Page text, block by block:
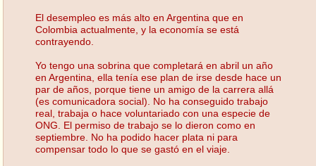
El desempleo es más alto en Argentina que en
Colombia actualmente, y la economía se está
contrayendo.
Yo tengo una sobrina que completará en abril un año
en Argentina, ella tenía ese plan de irse desde hace un
par de años, porque tiene un amigo de la carrera allá
(es comunicadora social). No ha conseguido trabajo
real, trabaja o hace voluntariado con una especie de
ONG. El permiso de trabajo se lo dieron como en
septiembre. No ha podido hacer plata ni para
compensar todo lo que se gastó en el viaje.